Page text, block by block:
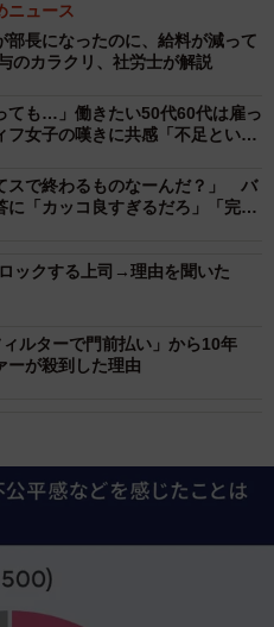
ニュース
長になったのに、給料が減って
のカラクリ、社労士が解説
ても…」働きたい50代60代は雇っ
女子の嘆きに共感「不足という
スで終わるものなーんだ？」 バ
に「カッコ良すぎるだろ」「完璧
ックする上司→理由を聞いた
ルターで門前払い」から10年
が殺到した理由